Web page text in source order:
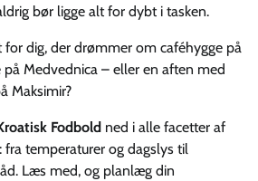
bør ligge alt for dybt i tasken.
dig, der drømmer om caféhygge på
på Medvednica – eller en aften med
Maksimir?
Fodbold ned i alle facetter af
fra temperaturer og dagslys til
Læs med, og planlæg din